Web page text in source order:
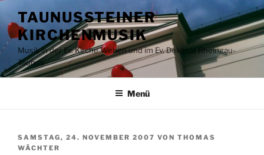
Inhalt
springen
TAUNUSSTEINER
KIRCHENMUSIK
Musik in der Ev. Kirche Wehen und im Ev. Dekanat Rheingau-
Taunus
Menü
VERÖFFENTLICHT
AM
SAMSTAG, 24. NOVEMBER 2007 VON THOMAS
WÄCHTER